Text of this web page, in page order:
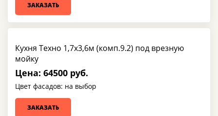
ЗАКАЗАТЬ
Кухня Техно 1,7х3,6м (комп.9.2) под врезную
мойку
Цена: 64500 руб.
Цвет фасадов: на выбор
ЗАКАЗАТЬ